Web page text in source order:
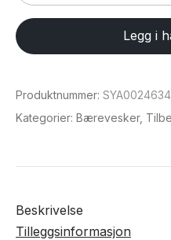
J05
PU-
lærdeksel
iPhone
16
Legg i
Produktnummer:
Kategorier: Bærevesker,
Beskrivelse
Tilleggsinformasjon